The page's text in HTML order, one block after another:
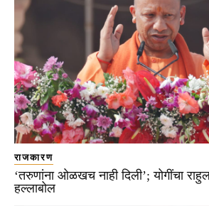
राजकारण
‘तरुणांना ओळखच नाही दिली’; योगींचा
हल्लाबोल